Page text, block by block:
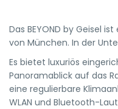
Das BEYOND by Geisel
von München. In der
Es bietet luxuriös
Panoramablick auf das
eine regulierbare
WLAN und Bluetooth-